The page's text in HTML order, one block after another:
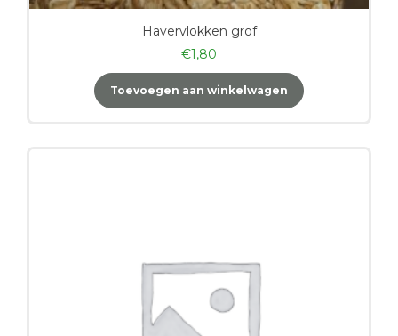
Havervlokken grof
€1,80
Toevoegen aan winkelwagen